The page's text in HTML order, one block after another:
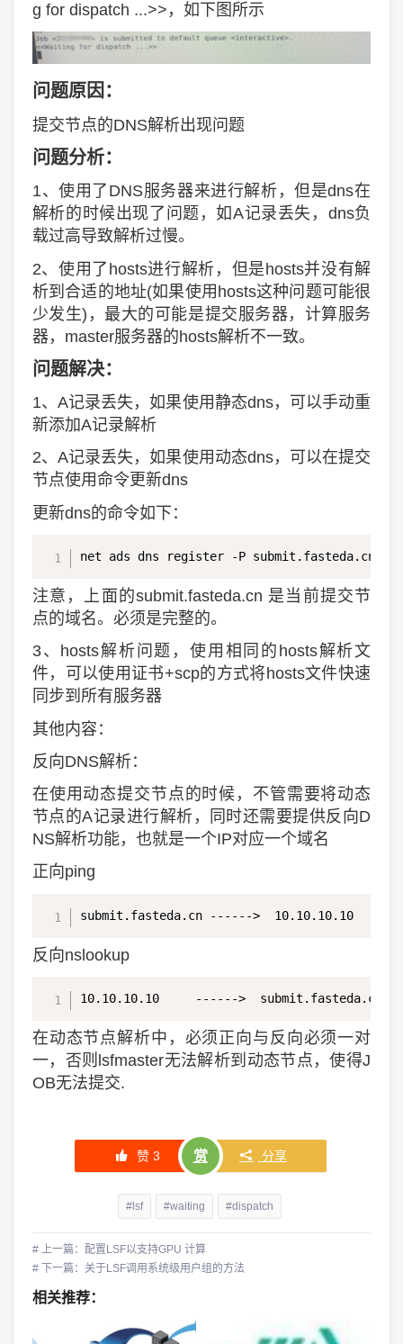
g for dispatch ...>>，如下图所示
问题原因：
提交节点的DNS解析出现问题
问题分析：
1、使用了DNS服务器来进行解析，但是dns在
解析的时候出现了问题，如A记录丢失，dns负
载过高导致解析过慢。
2、使用了hosts进行解析，但是hosts并没有解
析到合适的地址(如果使用hosts这种问题可能很
少发生)，最大的可能是提交服务器，计算服务
器，master服务器的hosts解析不一致。
问题解决：
1、A记录丢失，如果使用静态dns，可以手动重
新添加A记录解析
2、A记录丢失，如果使用动态dns，可以在提交
节点使用命令更新dns
更新dns的命令如下：
net ads dns register -P submit.fasteda.cn
注意，上面的submit.fasteda.cn 是当前提交节
点的域名。必须是完整的。
3、hosts解析问题，使用相同的hosts解析文
件，可以使用证书+scp的方式将hosts文件快速
同步到所有服务器
其他内容：
反向DNS解析：
在使用动态提交节点的时候，不管需要将动态
节点的A记录进行解析，同时还需要提供反向D
NS解析功能，也就是一个IP对应一个域名
正向ping
submit.fasteda.cn ------>  10.10.10.10
反向nslookup
10.10.10.10     ------>  submit.fasteda.cn
在动态节点解析中，必须正向与反向必须一对
一，否则lsfmaster无法解析到动态节点，使得J
OB无法提交.
赞 3 赏 分享
#lsf #waiting #dispatch
# 上一篇：配置LSF以支持GPU 计算
# 下一篇：关于LSF调用系统级用户组的方法
相关推荐：